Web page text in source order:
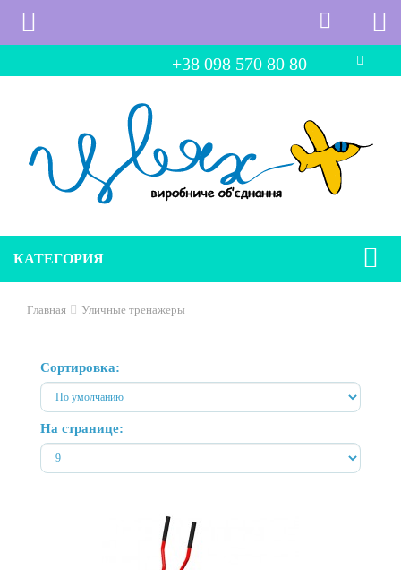
+38 098 570 80 80
КАТЕГОРИЯ
Главная Уличные тренажеры
Сортировка:
На странице: